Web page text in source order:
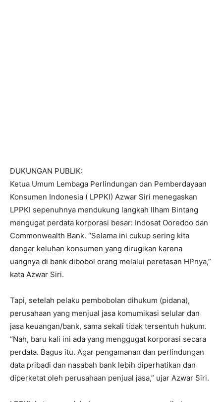
DUKUNGAN PUBLIK:
Ketua Umum Lembaga Perlindungan dan Pemberdayaan
Konsumen Indonesia ( LPPKI) Azwar Siri menegaskan
LPPKI sepenuhnya mendukung langkah Ilham Bintang
mengugat perdata korporasi besar: Indosat Ooredoo dan
Commonwealth Bank. “Selama ini cukup sering kita
dengar keluhan konsumen yang dirugikan karena
uangnya di bank dibobol orang melalui peretasan HPnya,”
kata Azwar Siri.
Tapi, setelah pelaku pembobolan dihukum (pidana),
perusahaan yang menjual jasa komumikasi selular dan
jasa keuangan/bank, sama sekali tidak tersentuh hukum.
“Nah, baru kali ini ada yang menggugat korporasi secara
perdata. Bagus itu. Agar pengamanan dan perlindungan
data pribadi dan nasabah bank lebih diperhatikan dan
diperketat oleh perusahaan penjual jasa,” ujar Azwar Siri.